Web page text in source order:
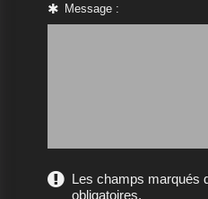
Message :
Les champs marqués
obligatoires.